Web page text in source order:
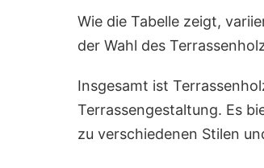
Wie die Tabelle zeigt,
der Wahl des
Insgesamt ist
Terrassengestaltung. Es
zu verschiedenen Stilen